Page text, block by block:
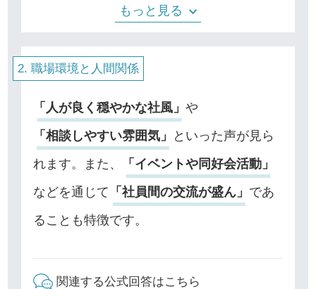
もっと見る
職場環境と人間関係
「人が良く穏やかな社風」 や
「相談しやすい雰囲気」
といった声が見ら
れます。また、
「イベントや同好会活動」
などを通じて 「社員間の交流が盛ん」 であ
ることも特徴です。
関連する公式回答はこちら